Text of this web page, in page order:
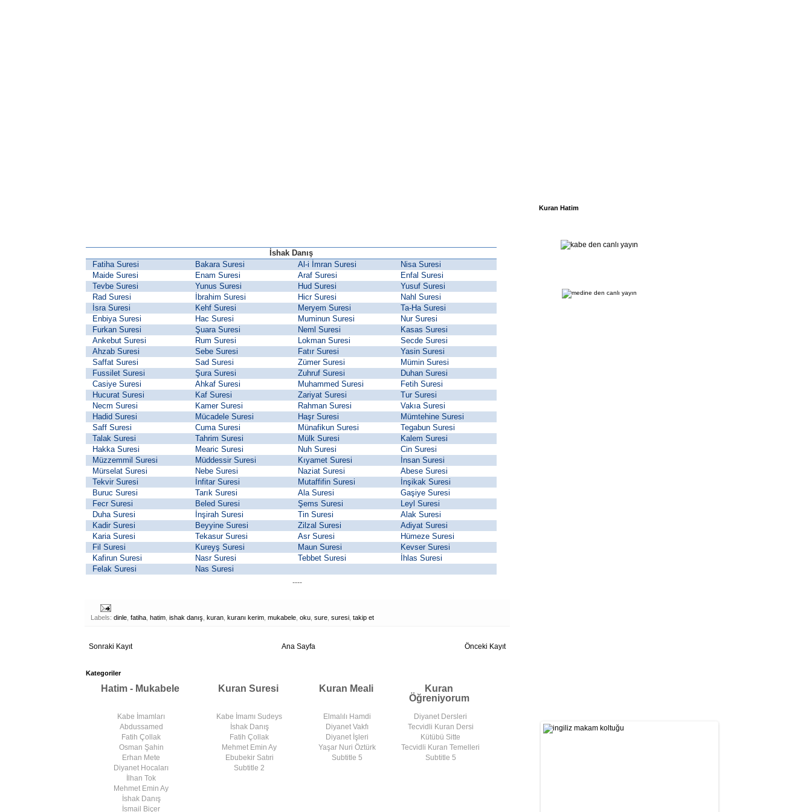
İshak Danış
Fatiha Suresi
Bakara Suresi Al-i İmran Suresi
Nisa Suresi
Maide Suresi
Enam Suresi Araf Suresi
Enfal Suresi
Tevbe Suresi
Yunus Suresi Hud Suresi
Yusuf Suresi
Rad Suresi
İbrahim Suresi Hicr Suresi
Nahl Suresi
İsra Suresi
Kehf Suresi Meryem Suresi
Ta-Ha Suresi
Enbiya Suresi
Hac Suresi Muminun Suresi
Nur Suresi
Furkan Suresi
Şuara Suresi Neml Suresi
Kasas Suresi
Ankebut Suresi
Rum Suresi Lokman Suresi
Secde Suresi
Ahzab Suresi
Sebe Suresi Fatır Suresi
Yasin Suresi
Saffat Suresi
Sad Suresi Zümer Suresi
Mümin Suresi
Fussilet Suresi
Şura Suresi Zuhruf Suresi
Duhan Suresi
Casiye Suresi
Ahkaf Suresi Muhammed Suresi
Fetih Suresi
Hucurat Suresi
Kaf Suresi Zariyat Suresi
Tur Suresi
Necm Suresi
Kamer Suresi Rahman Suresi
Vakıa Suresi
Hadid Suresi
Mücadele Suresi Haşr Suresi
Mümtehine Suresi
Saff Suresi
Cuma Suresi Münafikun Suresi
Tegabun Suresi
Talak Suresi
Tahrim Suresi Mülk Suresi
Kalem Suresi
Hakka Suresi
Mearic Suresi Nuh Suresi
Cin Suresi
Müzzemmil Suresi
Müddessir Suresi Kıyamet Suresi
İnsan Suresi
Mürselat Suresi
Nebe Suresi Naziat Suresi
Abese Suresi
Tekvir Suresi
İnfitar Suresi Mutaffifin Suresi
İnşikak Suresi
Buruc Suresi
Tarık Suresi Ala Suresi
Gaşiye Suresi
Fecr Suresi
Beled Suresi Şems Suresi
Leyl Suresi
Duha Suresi
İnşirah Suresi Tin Suresi
Alak Suresi
Kadir Suresi
Beyyine Suresi Zilzal Suresi
Adiyat Suresi
Karia Suresi
Tekasur Suresi Asr Suresi
Hümeze Suresi
Fil Suresi
Kureyş Suresi Maun Suresi
Kevser Suresi
Kafirun Suresi
Nasr Suresi Tebbet Suresi
İhlas Suresi
Felak Suresi
Nas Suresi
----
Labels: dinle fatiha hatim ishak danış kuran kuranı kerim mukabele oku sure suresi takip et
Sonraki Kayıt Önceki Kayıt
Ana Sayfa
Kategoriler
Hatim - Mukabele Kuran Suresi Kuran Meali
Kuran
Öğreniyorum
Kabe İmamları
Abdussamed
Fatih Çollak
Osman Şahin
Erhan Mete
Diyanet Hocaları
İlhan Tok
Mehmet Emin Ay
İshak Danış
İsmail Biçer
Kabe İmamı Sudeys
İshak Danış
Fatih Çollak
Mehmet Emin Ay
Ebubekir Satıri
Subtitle 2
Elmalılı Hamdi
Diyanet Vakfı
Diyanet İşleri
Yaşar Nuri Öztürk
Subtitle 5
Diyanet Dersleri
Tecvidli Kuran Dersi
Kütübü Sitte
Tecvidli Kuran Temelleri
Subtitle 5
Kuran Hatim